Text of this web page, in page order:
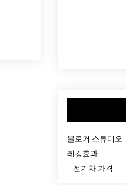
블로거 스튜디오
레깅효과
전기차 가격